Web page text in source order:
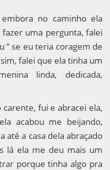
no caminho ela
uma pergunta, falei
” se eu teria coragem de
falei que ela tinha um
linda, dedicada,
fui e abracei ela,
acabou me beijando,
até a casa dela abraçado
lá ela me deu mais um
porque tinha algo pra